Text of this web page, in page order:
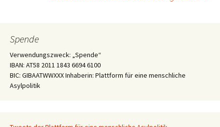
Spende
Verwendungszweck: „Spende“
IBAN: AT58 2011 1843 6694 6100
BIC: GIBAATWWXXX Inhaberin: Plattform für eine menschliche
Asylpolitik